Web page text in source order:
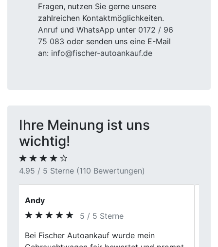
Fragen, nutzen Sie gerne unsere
zahlreichen Kontaktmöglichkeiten.
Anruf und WhatsApp unter 0172 / 96
75 083 oder senden uns eine E-Mail
an: info@fischer-autoankauf.de
Ihre Meinung ist uns
wichtig!
4.95 / 5 Sterne (110 Bewertungen)
Peter K.
4 / 5 Sterne
Mein Autoverkauf bei Fischer Autoankauf